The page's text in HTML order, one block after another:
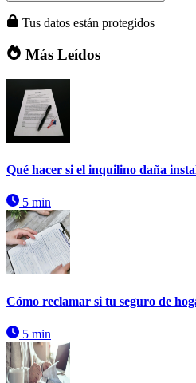
Tus datos están protegidos
Más Leídos
Qué hacer si el inquilino daña
5 min
Cómo reclamar si tu seguro de
5 min